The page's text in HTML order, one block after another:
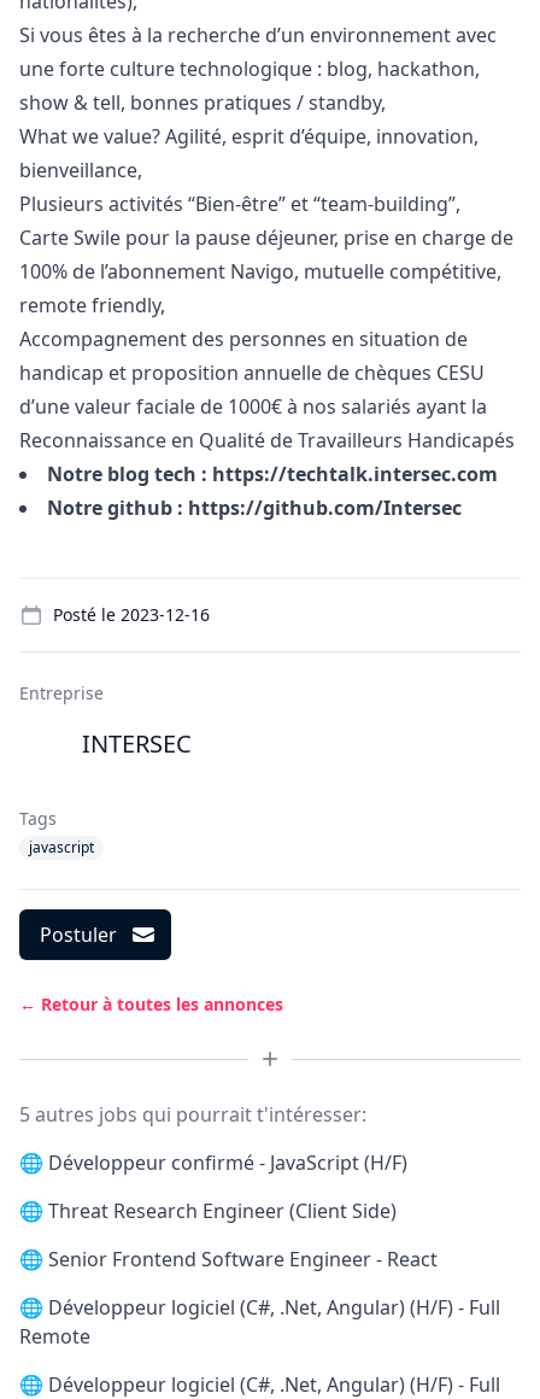
Si vous êtes à la recherche d’un environnement avec
une forte culture technologique : blog, hackathon,
show & tell, bonnes pratiques / standby,
What we value? Agilité, esprit d’équipe, innovation,
bienveillance,
Plusieurs activités “Bien-être” et “team-building”,
Carte Swile pour la pause déjeuner, prise en charge de
100% de l’abonnement Navigo, mutuelle compétitive,
remote friendly,
Accompagnement des personnes en situation de
handicap et proposition annuelle de chèques CESU
d’une valeur faciale de 1000€ à nos salariés ayant la
Reconnaissance en Qualité de Travailleurs Handicapés
Notre blog tech : https://techtalk.intersec.com
Notre github : https://github.com/Intersec
Posté le 2023-12-16
Entreprise
INTERSEC
Tags
javascript
Postuler
← Retour à toutes les annonces
5 autres jobs qui pourrait t'intéresser:
🌐 Développeur confirmé - JavaScript (H/F)
🌐 Threat Research Engineer (Client Side)
🌐 Senior Frontend Software Engineer - React
🌐 Développeur logiciel (C#, .Net, Angular) (H/F) - Full
Remote
🌐 Développeur logiciel (C#, .Net, Angular) (H/F) - Full